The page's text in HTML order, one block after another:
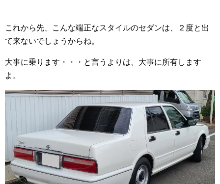
これから先、こんな端正なスタイルのセダンは、２度と出
て来ないでしょうからね。
大事に乗ります・・・と言うよりは、大事に所有します
よ。